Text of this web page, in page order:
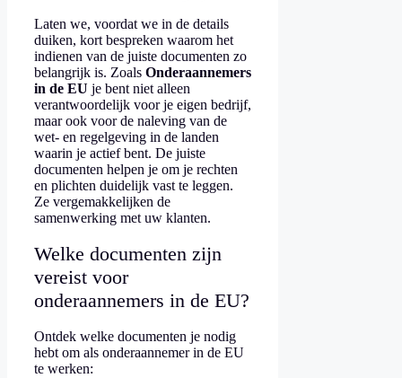
Laten we, voordat we in de details
duiken, kort bespreken waarom het
indienen van de juiste documenten zo
belangrijk is. Zoals Onderaannemers
in de EU je bent niet alleen
verantwoordelijk voor je eigen bedrijf,
maar ook voor de naleving van de
wet- en regelgeving in de landen
waarin je actief bent. De juiste
documenten helpen je om je rechten
en plichten duidelijk vast te leggen.
Ze vergemakkelijken de
samenwerking met uw klanten.
Welke documenten zijn
vereist voor
onderaannemers in de EU?
Ontdek welke documenten je nodig
hebt om als onderaannemer in de EU
te werken: